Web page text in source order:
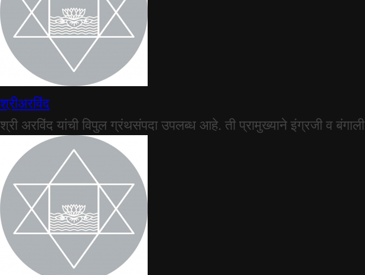
श्रीअरविंद
श्री अरविंद यांची विपुल ग्रंथसंपदा उपलब्ध आहे. ती प्रामुख्याने इंग्रजी व